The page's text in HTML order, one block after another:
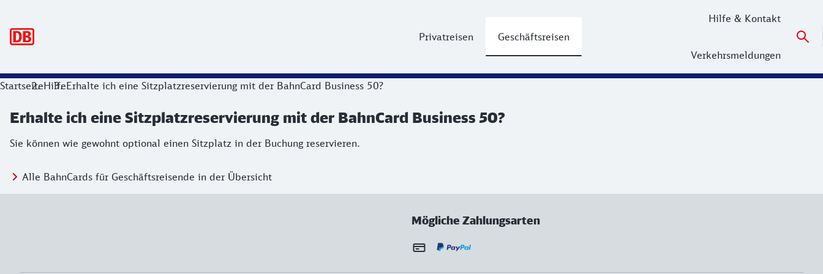
Privatreisen Geschäftsreisen
Hilfe & Kontakt
Verkehrsmeldungen
StartseiteHilfeErhalte ich eine Sitzplatzreservierung mit der BahnCard Business 50?
Erhalte ich eine Sitzplatzreservierung mit der BahnCard Business 50?
Sie können wie gewohnt optional einen Sitzplatz in der Buchung reservieren.
Alle BahnCards für Geschäftsreisende in der Übersicht
Mögliche Zahlungsarten